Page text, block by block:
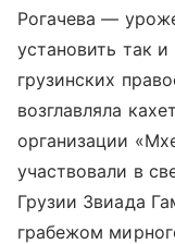
Рогачева —
установить так
грузинских
возглавляла
организации
участвовали в
Грузии Звиада
грабежом